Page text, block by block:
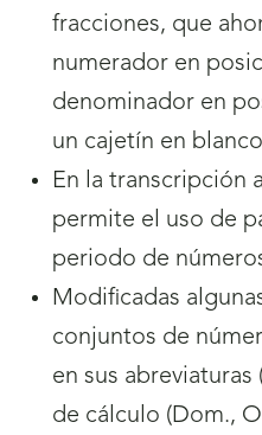
fracciones, que
numerador en
denominador en
un cajetín en
En la transcripción
permite el uso de
periodo de
Modificadas
conjuntos de
en sus abreviaturas
de cálculo (Dom.,